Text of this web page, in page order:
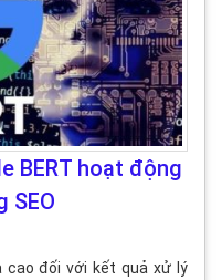
BERT hoạt động
SEO
cao đối với kết quả xử lý